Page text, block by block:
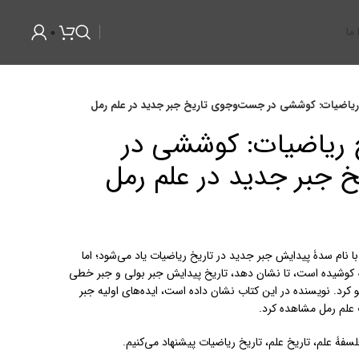
ما 0
کوششی در جست‌وجوی تاریخ جبر جدید در علم رمل
ریاضیات: کوششی در
جدید در علم رمل
نام سدۀ پیدایش جبر جدید در تاریخ ریاضیات یاد می‌شود؛ اما
کوشیده است، تا نشان دهد، تاریخ پیدایش جبر بولی و جبر خطی
نویسنده در این کتاب نشان داده است، ایده‌های اولیه جبر
رمل مشاهده کرد.
علم، تاریخ علم، تاریخ ریاضیات پیشنهاد می‌کنیم.